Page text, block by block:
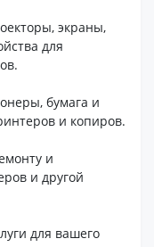
экраны,
для
бумага и
и копиров.
и
и другой
для вашего